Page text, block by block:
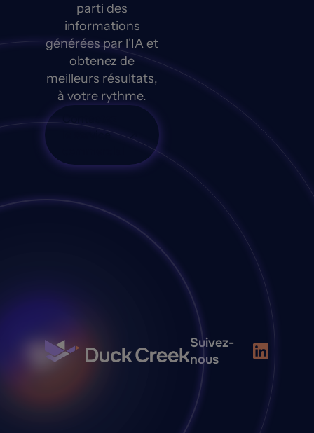
parti des
informations
générées par l'IA et
obtenez de
meilleurs résultats,
à votre rythme.
le service
Suivez-
nous